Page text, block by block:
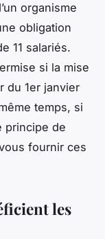
organisme
obligation
11 salariés.
si la mise
du 1er janvier
temps, si
principe de
fournir ces
les